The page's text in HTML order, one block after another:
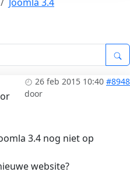
26 feb 2015 10:40 #8948
door
3.4 nog niet op
website?